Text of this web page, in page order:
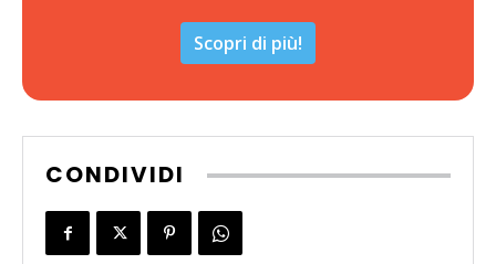
Scopri di più!
CONDIVIDI